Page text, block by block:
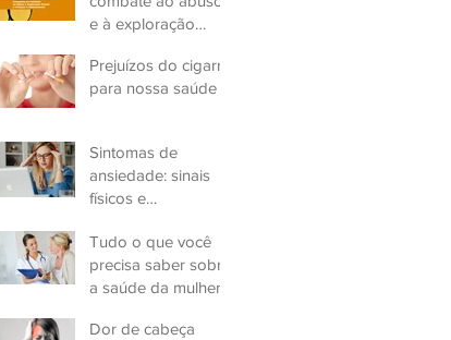
e à exploração
Prejuízos do cigarro
para nossa saúde
Sintomas de
ansiedade: sinais
físicos e
Tudo o que você
precisa saber sobre
a saúde da mulher
Dor de cabeça